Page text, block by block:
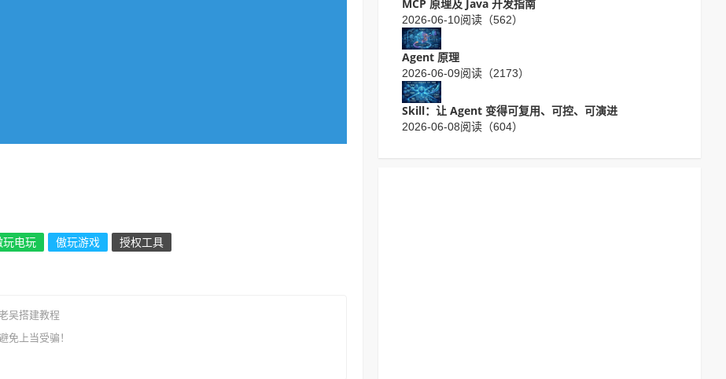
玩电玩 傲玩游戏 授权工具
吴搭建教程
免上当受骗！
MCP 原理及 Java 开发指南
2026-06-10阅读（562）
Agent 原理
2026-06-09阅读（2173）
Skill：让 Agent 变得可复用、可控、可演进
2026-06-08阅读（604）